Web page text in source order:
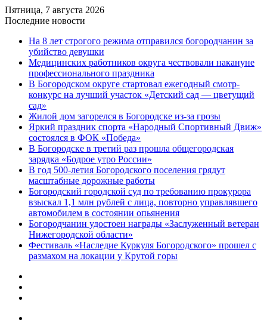
Пятница, 7 августа 2026
Последние новости
На 8 лет строгого режима отправился богородчанин за
убийство девушки
Медицинских работников округа чествовали накануне
профессионального праздника
В Богородском округе стартовал ежегодный смотр-
конкурс на лучший участок «Детский сад — цветущий
сад»
Жилой дом загорелся в Богородске из-за грозы
Яркий праздник спорта «Народный Спортивный Движ»
состоялся в ФОК «Победа»
В Богородске в третий раз прошла общегородская
зарядка «Бодрое утро России»
В год 500-летия Богородского поселения грядут
масштабные дорожные работы
️Богородский городской суд по требованию прокурора
взыскал 1,1 млн рублей с лица, повторно управлявшего
автомобилем в состоянии опьянения
Богородчанин удостоен награды «Заслуженный ветеран
Нижегородской области»
Фестиваль «Наследие Куркуля Богородского» прошел с
размахом на локации у Крутой горы